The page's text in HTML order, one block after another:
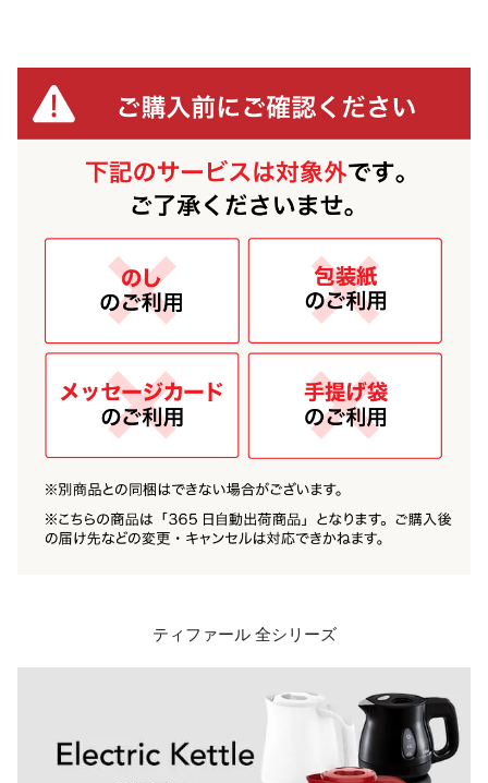
ティファール 全シリーズ